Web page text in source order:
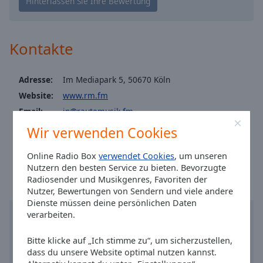
Wir verwenden Cookies
Online Radio Boxverwendet Cookies, um unseren
Nutzern den besten Service zu bieten. Bevorzugte
Radiosender und Musikgenres, Favoriten der
Nutzer, Bewertungen von Sendern und viele andere
Dienste müssen deine persönlichen Daten
verarbeiten.
Bitte klicke auf „Ich stimme zu“, um sicherzustellen,
dass du unsere Website optimal nutzen kannst.
Area
Color
Opacity
Font
Rautemusik Best Of Schlager
RauteMusik Karneval
RauteMusik Caribbean Wave
Rautemusik Techno
RauteMusik METAL
RauteMusik K-Pop
RauteMusik METAL OLD STUFF
Kontakte
Adresse:
Im Mediapark 5, 50670 Köln
Website:
www.rm.fm
Email:
jp@rautemusik.fm
Facebook:
@RauteMusik